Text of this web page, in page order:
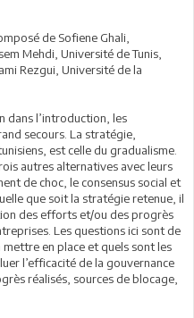
de Sofiene Ghali,
Mehdi, Université de Tunis,
Rezgui, Université de la
dans l’introduction, les
secours. La stratégie,
est celle du gradualisme.
autres alternatives avec leurs
de choc, le consensus social et
que soit la stratégie retenue, il
des efforts et/ou des progrès
Les questions ici sont de
en place et quels sont les
l’efficacité de la gouvernance
réalisés, sources de blocage,